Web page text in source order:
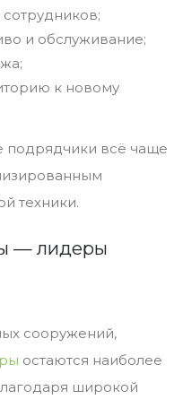
и обслуживание;
к новому
всё чаще
техники.
— лидеры
сооружений,
остаются наиболее
широкой